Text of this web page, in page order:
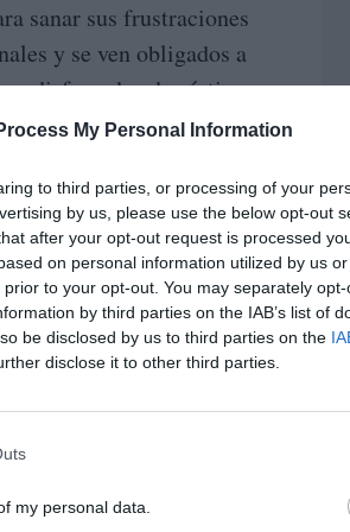
My Personal Information
to third parties, or processing of your
by us, please use the below opt-out
after your opt-out request is processed
on personal information utilized by us
to your opt-out. You may separately
by third parties on the IAB’s list of
be disclosed by us to third parties on the
disclose it to other third parties.
my personal data.
sanar sus frustraciones
y se ven obligados a
disfrazados de víctimas
Bibi tiene cogido por los
a provocar el
que no son,
Israel pelea contra
este país; que una parte
constante es lógico,
dio la excusa a Bibi
para construir
torturar... no es
de raíz a sus posibles